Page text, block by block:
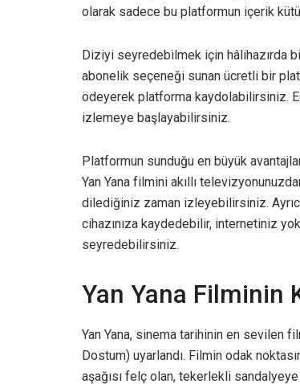
olarak sadece bu platformun içerik
Diziyi seyredebilmek için hâlihazırda
abonelik seçeneği sunan ücretli bir
ödeyerek platforma kaydolabilirsiniz.
izlemeye başlayabilirsiniz.
Platformun sunduğu en büyük
Yan Yana filmini akıllı
dilediğiniz zaman izleyebilirsiniz.
cihazınıza kaydedebilir, internetiniz
seyredebilirsiniz.
Yan Yana Filminin
Yan Yana, sinema tarihinin en sevilen
Dostum) uyarlandı. Filmin odak
aşağısı felç olan, tekerlekli